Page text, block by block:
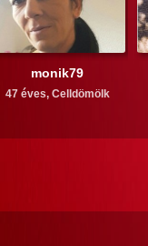
monik79
47 éves, Celldömölk